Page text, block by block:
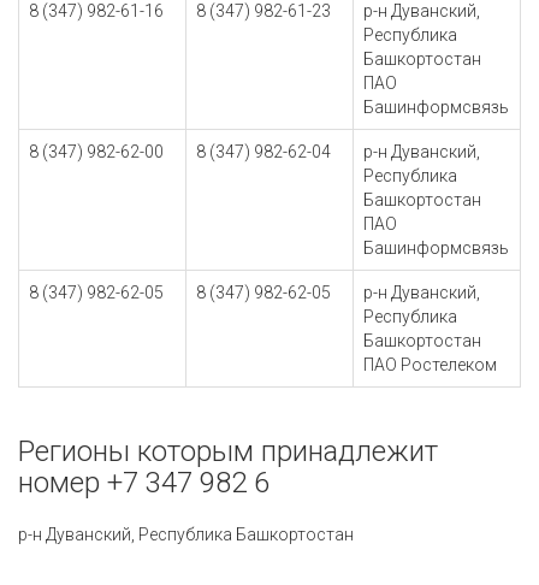
8 (347) 982-61-16 8 (347) 982-61-23
р-н Дуванский,
Республика
Башкортостан
ПАО
Башинформсвязь
8 (347) 982-62-00 8 (347) 982-62-04
р-н Дуванский,
Республика
Башкортостан
ПАО
Башинформсвязь
8 (347) 982-62-05 8 (347) 982-62-05
р-н Дуванский,
Республика
Башкортостан
ПАО Ростелеком
Регионы которым принадлежит
номер +7 347 982 6
р-н Дуванский, Республика Башкортостан